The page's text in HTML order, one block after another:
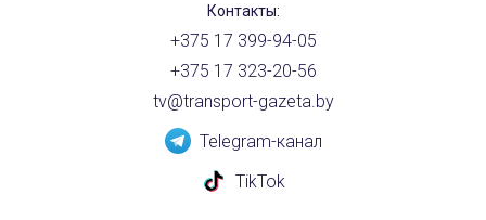
Контакты:
+375 17 399-94-05
+375 17 323-20-56
tv@transport-gazeta.by
Telegram-канал
TikTok